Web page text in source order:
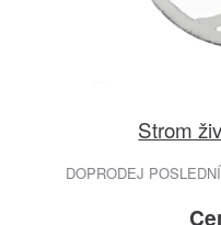
Strom
DOPRODEJ